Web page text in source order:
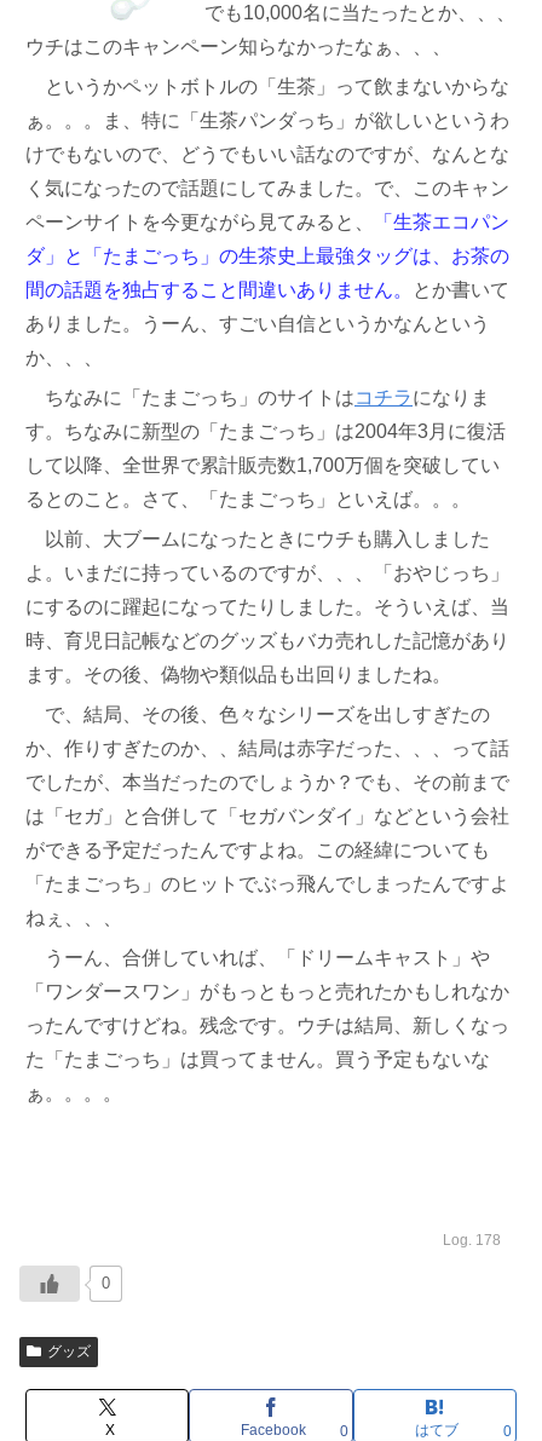
でも10,000名に当たったとか、、、
ウチはこのキャンペーン知らなかったなぁ、、、
というかペットボトルの「生茶」って飲まないからな
ぁ。。。ま、特に「生茶パンダっち」が欲しいというわ
けでもないので、どうでもいい話なのですが、なんとな
く気になったので話題にしてみました。で、このキャン
ペーンサイトを今更ながら見てみると、
「生茶エコパン
ダ」と「たまごっち」の生茶史上最強タッグは、お茶の
間の話題を独占すること間違いありません。
とか書いて
ありました。うーん、すごい自信というかなんという
か、、、
ちなみに「たまごっち」のサイトはコチラになりま
す。ちなみに新型の「たまごっち」は2004年3月に復活
して以降、全世界で累計販売数1,700万個を突破してい
るとのこと。さて、「たまごっち」といえば。。。
以前、大ブームになったときにウチも購入しました
よ。いまだに持っているのですが、、、「おやじっち」
にするのに躍起になってたりしました。そういえば、当
時、育児日記帳などのグッズもバカ売れした記憶があり
ます。その後、偽物や類似品も出回りましたね。
で、結局、その後、色々なシリーズを出しすぎたの
か、作りすぎたのか、、結局は赤字だった、、、って話
でしたが、本当だったのでしょうか？でも、その前まで
は「セガ」と合併して「セガバンダイ」などという会社
ができる予定だったんですよね。この経緯についても
「たまごっち」のヒットでぶっ飛んでしまったんですよ
ねぇ、、、
うーん、合併していれば、「ドリームキャスト」や
「ワンダースワン」がもっともっと売れたかもしれなか
ったんですけどね。残念です。ウチは結局、新しくなっ
た「たまごっち」は買ってません。買う予定もないな
ぁ。。。。
Log. 178
0
グッズ
X Facebook 0 はてブ 0